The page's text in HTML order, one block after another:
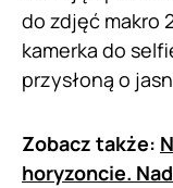
do zdjęć makro
kamerka do
przysłoną o
Zobacz także:
horyzoncie.